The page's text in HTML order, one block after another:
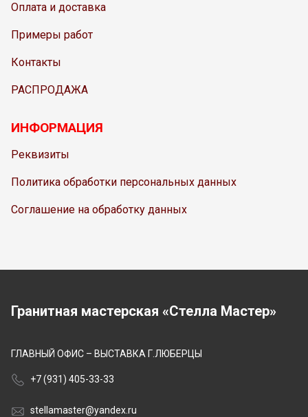
Оплата и доставка
Примеры работ
Контакты
РАСПРОДАЖА
ИНФОРМАЦИЯ
Реквизиты
Политика обработки персональных данных
Соглашение на обработку данных
Гранитная мастерская «Стелла Мастер»
ГЛАВНЫЙ ОФИС – ВЫСТАВКА Г.ЛЮБЕРЦЫ
+7 (931) 405-33-33
stellamaster@yandex.ru